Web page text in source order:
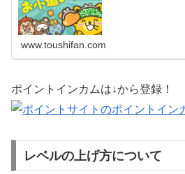
www.toushifan.com
ポイントインカムは↓から登録！
レベルの上げ方について